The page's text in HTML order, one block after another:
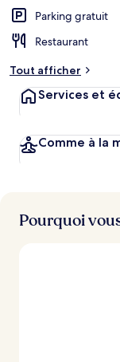
Parking gratuit
Restaurant
Tout afficher
Services et
Comme à la
Pourquoi